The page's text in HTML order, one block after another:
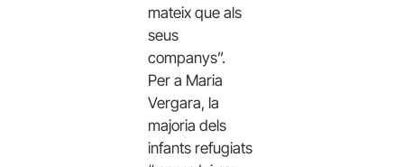
mateix que als
seus
companys”.
Per a Maria
Vergara, la
majoria dels
infants refugiats